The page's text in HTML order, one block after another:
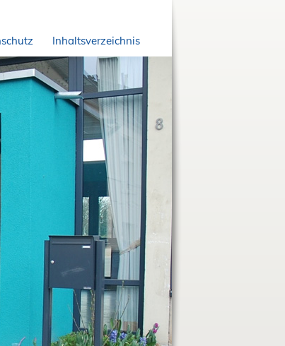
Inhaltsverzeichnis